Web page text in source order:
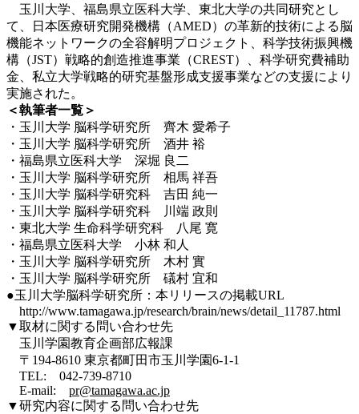
玉川大学、福島県立医科大学、東北大学の共同研究とし
て、日本医療研究開発機構（AMED）の革新的技術による脳
機能ネットワークの全容解明プロジェクト、科学技術振興機
構（JST）戦略的創造推進事業（CREST）、科学研究費補助
金、私立大学戦略的研究基盤形成支援事業などの支援により
実施された。
＜執筆者一覧＞
・玉川大学 脳科学研究所 齊木 愛希子
・玉川大学 脳科学研究所 酒井 裕
・福島県立医科大学 深堀 良二
・玉川大学 脳科学研究所 相馬 祥吾
・玉川大学 脳科学研究科 吉田 純一
・玉川大学 脳科学研究科 川端 政則
・東北大学 生命科学研究科 八尾 寛
・福島県立医科大学 小林 和人
・玉川大学 脳科学研究所 木村 實
・玉川大学 脳科学研究所 礒村 宜和
●玉川大学脳科学研究所：本リリースの掲載URL
http://www.tamagawa.jp/research/brain/news/detail_11787.html
▼取材に関する問い合わせ先
玉川学園教育企画部広報課
〒194-8610 東京都町田市玉川学園6-1-1
TEL: 042-739-8710
E-mail: pr@tamagawa.ac.jp
▼研究内容に関する問い合わせ先